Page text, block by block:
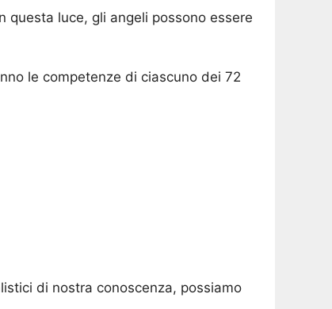
questa luce, gli angeli possono essere
le competenze di ciascuno dei 72
di nostra conoscenza, possiamo